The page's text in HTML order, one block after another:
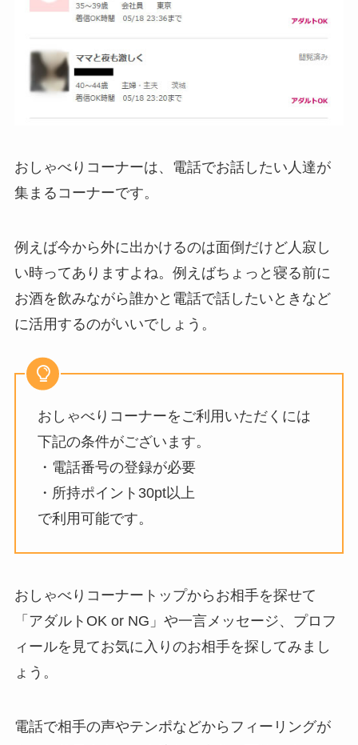
おしゃべりコーナーは、電話でお話したい人達が
集まるコーナーです。
例えば今から外に出かけるのは面倒だけど人寂し
い時ってありますよね。例えばちょっと寝る前に
お酒を飲みながら誰かと電話で話したいときなど
に活用するのがいいでしょう。
おしゃべりコーナーをご利用いただくには
下記の条件がございます。
・電話番号の登録が必要
・所持ポイント30pt以上
で利用可能です。
おしゃべりコーナートップからお相手を探せて
「アダルトOK or NG」や一言メッセージ、プロフ
ィールを見てお気に入りのお相手を探してみまし
ょう。
電話で相手の声やテンポなどからフィーリングが